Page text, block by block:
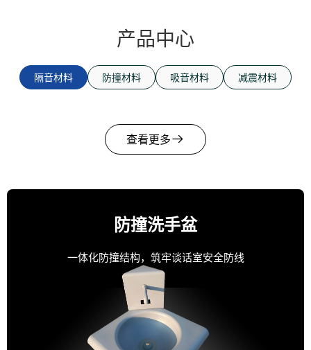
产品中心
隔音材料 防撞材料 吸音材料 减震材料
查看更多
防撞洗手盆
一体化防撞结构，筑牢谈话室安全防线